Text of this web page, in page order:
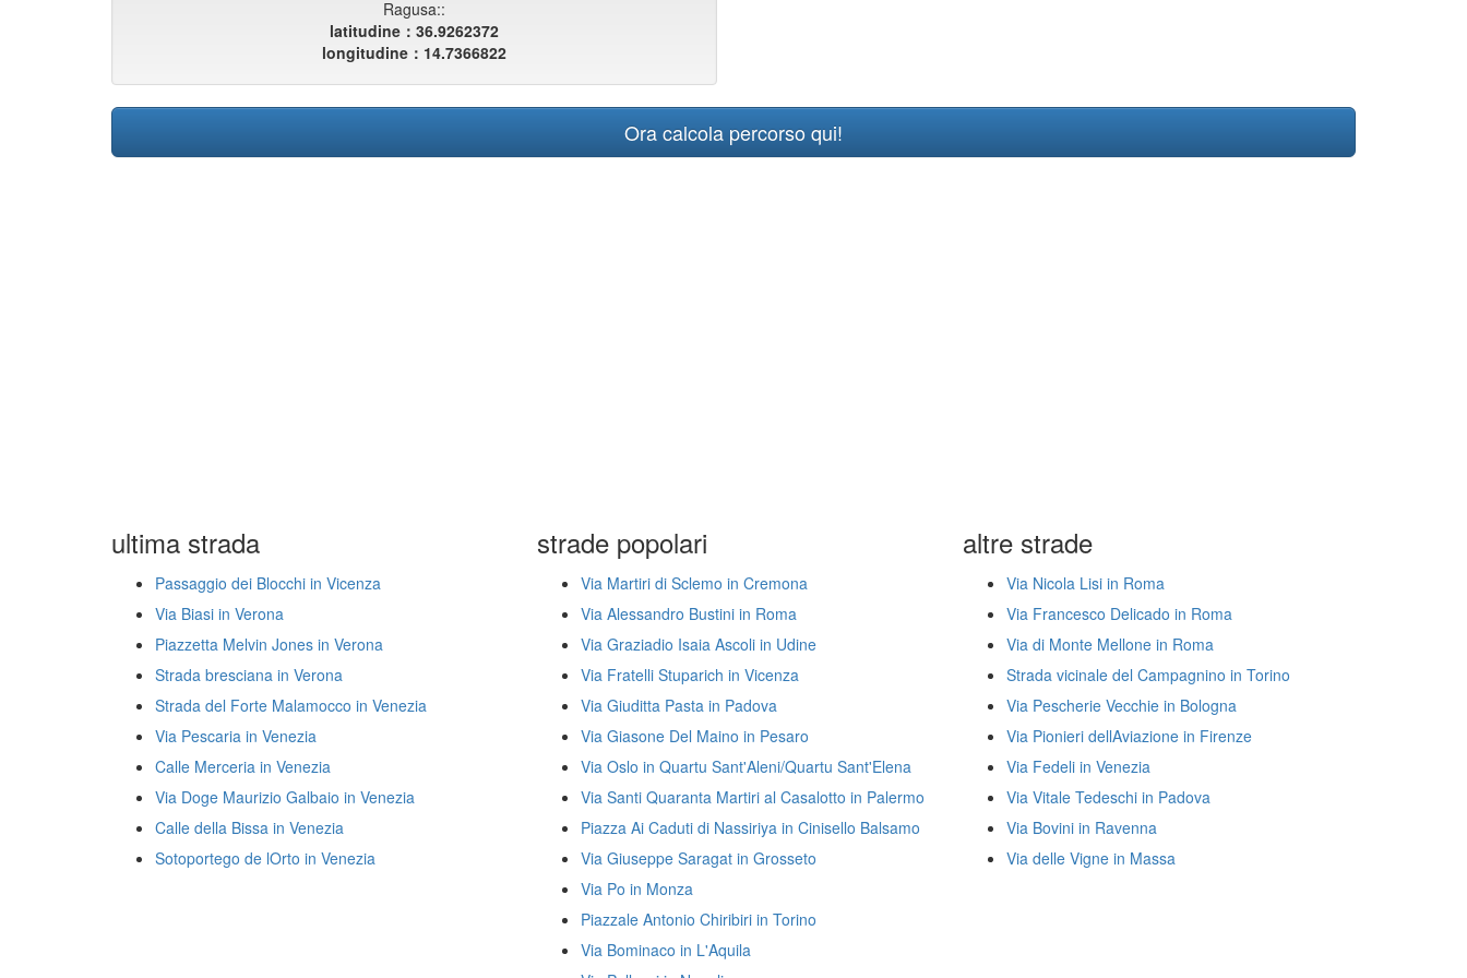
Ragusa::
latitudine：36.9262372
longitudine：14.7366822
Ora calcola percorso qui!
ultima strada
Passaggio dei Blocchi in Vicenza
Via Biasi in Verona
Piazzetta Melvin Jones in Verona
Strada bresciana in Verona
Strada del Forte Malamocco in Venezia
Via Pescaria in Venezia
Calle Merceria in Venezia
Via Doge Maurizio Galbaio in Venezia
Calle della Bissa in Venezia
Sotoportego de lOrto in Venezia
strade popolari
Via Martiri di Sclemo in Cremona
Via Alessandro Bustini in Roma
Via Graziadio Isaia Ascoli in Udine
Via Fratelli Stuparich in Vicenza
Via Giuditta Pasta in Padova
Via Giasone Del Maino in Pesaro
Via Oslo in Quartu Sant'Aleni/Quartu Sant'Elena
Via Santi Quaranta Martiri al Casalotto in Palermo
Piazza Ai Caduti di Nassiriya in Cinisello Balsamo
Via Giuseppe Saragat in Grosseto
Via Po in Monza
Piazzale Antonio Chiribiri in Torino
Via Bominaco in L'Aquila
altre strade
Via Nicola Lisi in Roma
Via Francesco Delicado in Roma
Via di Monte Mellone in Roma
Strada vicinale del Campagnino in Torino
Via Pescherie Vecchie in Bologna
Via Pionieri dellAviazione in Firenze
Via Fedeli in Venezia
Via Vitale Tedeschi in Padova
Via Bovini in Ravenna
Via delle Vigne in Massa